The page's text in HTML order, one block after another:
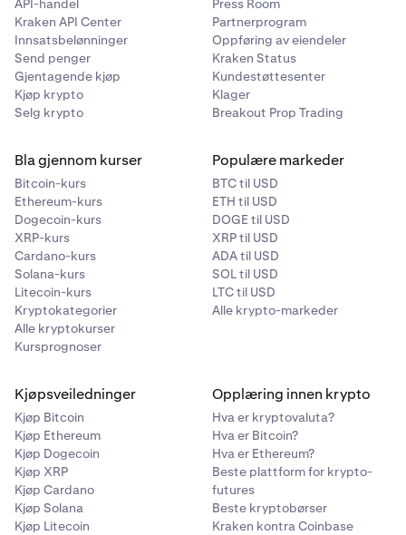
API-handel
Kraken API Center
Innsatsbelønninger
Send penger
Gjentagende kjøp
Kjøp krypto
Selg krypto
Press Room
Partnerprogram
Oppføring av eiendeler
Kraken Status
Kundestøttesenter
Klager
Breakout Prop Trading
Bla gjennom kurser
Bitcoin-kurs
Ethereum-kurs
Dogecoin-kurs
XRP-kurs
Cardano-kurs
Solana-kurs
Litecoin-kurs
Kryptokategorier
Alle kryptokurser
Kursprognoser
Populære markeder
BTC til USD
ETH til USD
DOGE til USD
XRP til USD
ADA til USD
SOL til USD
LTC til USD
Alle krypto-markeder
Kjøpsveiledninger
Kjøp Bitcoin
Kjøp Ethereum
Kjøp Dogecoin
Kjøp XRP
Kjøp Cardano
Kjøp Solana
Kjøp Litecoin
Opplæring innen krypto
Hva er kryptovaluta?
Hva er Bitcoin?
Hva er Ethereum?
Beste plattform for krypto-
futures
Beste kryptobørser
Kraken kontra Coinbase